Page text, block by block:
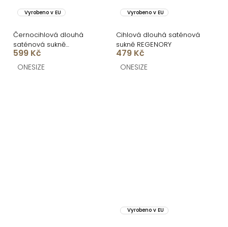
Vyrobeno v EU
Černocihlová dlouhá
saténová sukně
REGENORY
599 Kč
ONESIZE
Vyrobeno v EU
Cihlová dlouhá saténová
sukně REGENORY
479 Kč
ONESIZE
Vyrobeno v EU